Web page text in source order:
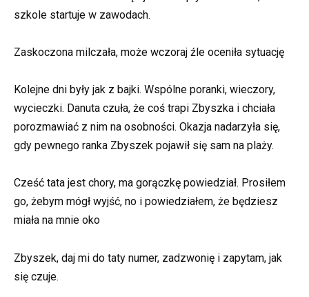
szkole startuje w zawodach.
Zaskoczona milczała, może wczoraj źle oceniła sytuację
Kolejne dni były jak z bajki. Wspólne poranki, wieczory,
wycieczki. Danuta czuła, że coś trapi Zbyszka i chciała
porozmawiać z nim na osobności. Okazja nadarzyła się,
gdy pewnego ranka Zbyszek pojawił się sam na plaży.
Cześć tata jest chory, ma gorączkę powiedział. Prosiłem
go, żebym mógł wyjść, no i powiedziałem, że będziesz
miała na mnie oko
Zbyszek, daj mi do taty numer, zadzwonię i zapytam, jak
się czuje.